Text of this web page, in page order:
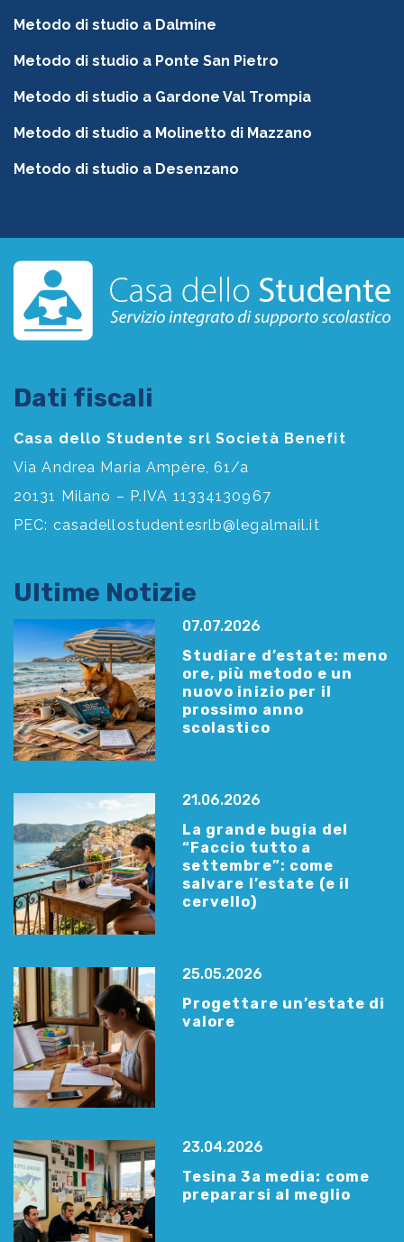
Metodo di studio a Dalmine
Metodo di studio a Ponte San Pietro
Metodo di studio a Gardone Val Trompia
Metodo di studio a Molinetto di Mazzano
Metodo di studio a Desenzano
Dati fiscali
Casa dello Studente srl Società Benefit
Via Andrea Maria Ampère, 61/a
20131 Milano – P.IVA 11334130967
PEC: casadellostudentesrlb@legalmail.it
Ultime Notizie
07.07.2026
Studiare d’estate: meno
ore, più metodo e un
nuovo inizio per il
prossimo anno
scolastico
21.06.2026
La grande bugia del
“Faccio tutto a
settembre”: come
salvare l’estate (e il
cervello)
25.05.2026
Progettare un’estate di
valore
23.04.2026
Tesina 3a media: come
prepararsi al meglio